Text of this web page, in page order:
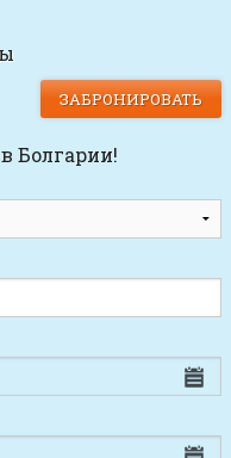
ЗАБРОНИРОВАТЬ
Болгарии!